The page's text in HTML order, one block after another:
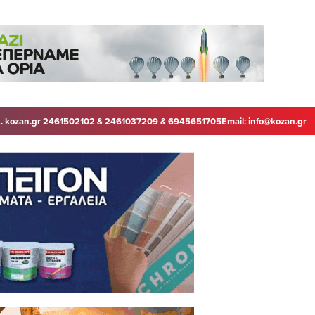
kozan.gr 2461502102 & 2461037209 & 6945651705Email:info@kozan.gr